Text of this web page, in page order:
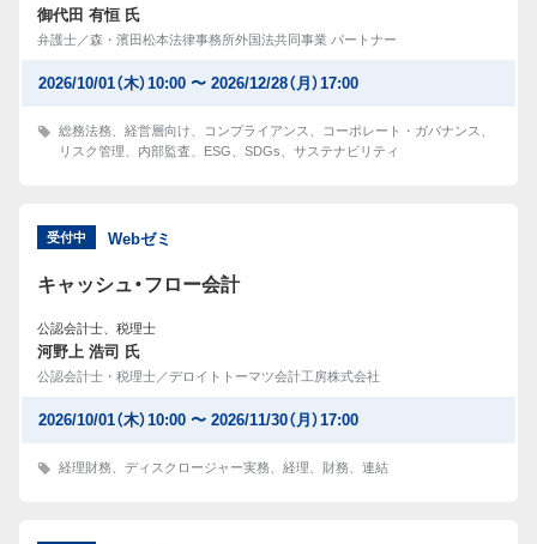
御代田 有恒 氏
弁護士／森・濱田松本法律事務所外国法共同事業 パートナー
2026/10/01（木）10:00 〜 2026/12/28（月）17:00
総務法務 経営層向け コンプライアンス コーポレート・ガバナンス
リスク管理
内部監査 ESG SDGs サステナビリティ
受付中 Webゼミ
キャッシュ・フロー会計
公認会計士、税理士
河野上 浩司 氏
公認会計士・税理士／デロイトトーマツ会計工房株式会社
2026/10/01（木）10:00 〜 2026/11/30（月）17:00
経理財務 ディスクロージャー実務 経理 財務 連結